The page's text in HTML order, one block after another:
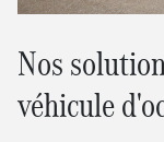
Nos
véhicule